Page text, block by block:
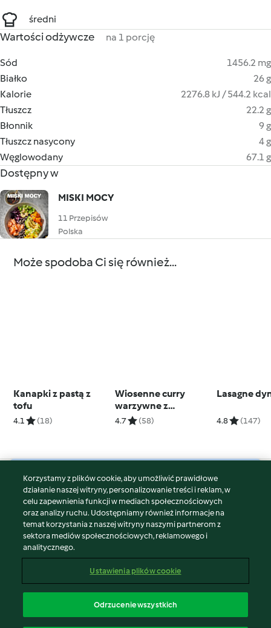
średni
Wartości odżywcze na 1 porcję
Sód
1456.2 mg
Białko
26 g
Kalorie
2276.8 kJ / 544.2 kcal
Tłuszcz
22.2 g
Błonnik
9 g
Tłuszcz nasycony
4 g
Węglowodany
67.1 g
Dostępny w
MISKI MOCY
11 Przepisów
Polska
Może spodoba Ci się również...
Kanapki z pastą z
tofu
4.1 (18)
Wiosenne curry
warzywne z
cytrynowym ryżem
4.7 (58)
Lasagne
4.8 (147)
© Copyright 2026
Warunki korzystania
Polityka prywatności
Disclaimer
Znak wydawcy
Zgłoś treść
Oświadczenie o dostępności
Korzystamy z plików cookie, aby umożliwić prawidłowe
działanie naszej witryny, personalizowanie treści i reklam, w
celu zapewnienia funkcji w mediach społecznościowych
oraz analizy ruchu. Udostępniamy również informacje na
temat korzystania z naszej witryny naszymi partnerom z
sektora mediów społecznościowych, reklamowego i
analitycznego.
Ustawienia plików cookie
Odrzucenie wszystkich